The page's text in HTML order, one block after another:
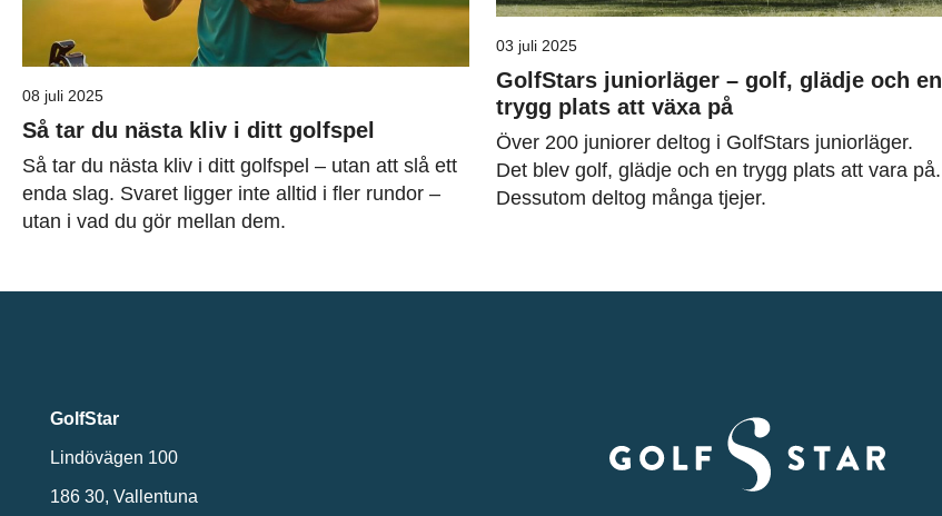
08 juli 2025
Så tar du nästa kliv i ditt golfspel
Så tar du nästa kliv i ditt golfspel – utan att slå ett
enda slag. Svaret ligger inte alltid i fler rundor –
utan i vad du gör mellan dem.
03 juli 2025
GolfStars juniorläger – golf, glädje och en
trygg plats att växa på
Över 200 juniorer deltog i GolfStars juniorläger.
Det blev golf, glädje och en trygg plats att vara på.
Dessutom deltog många tjejer.
GolfStar
Lindövägen 100
186 30, Vallentuna